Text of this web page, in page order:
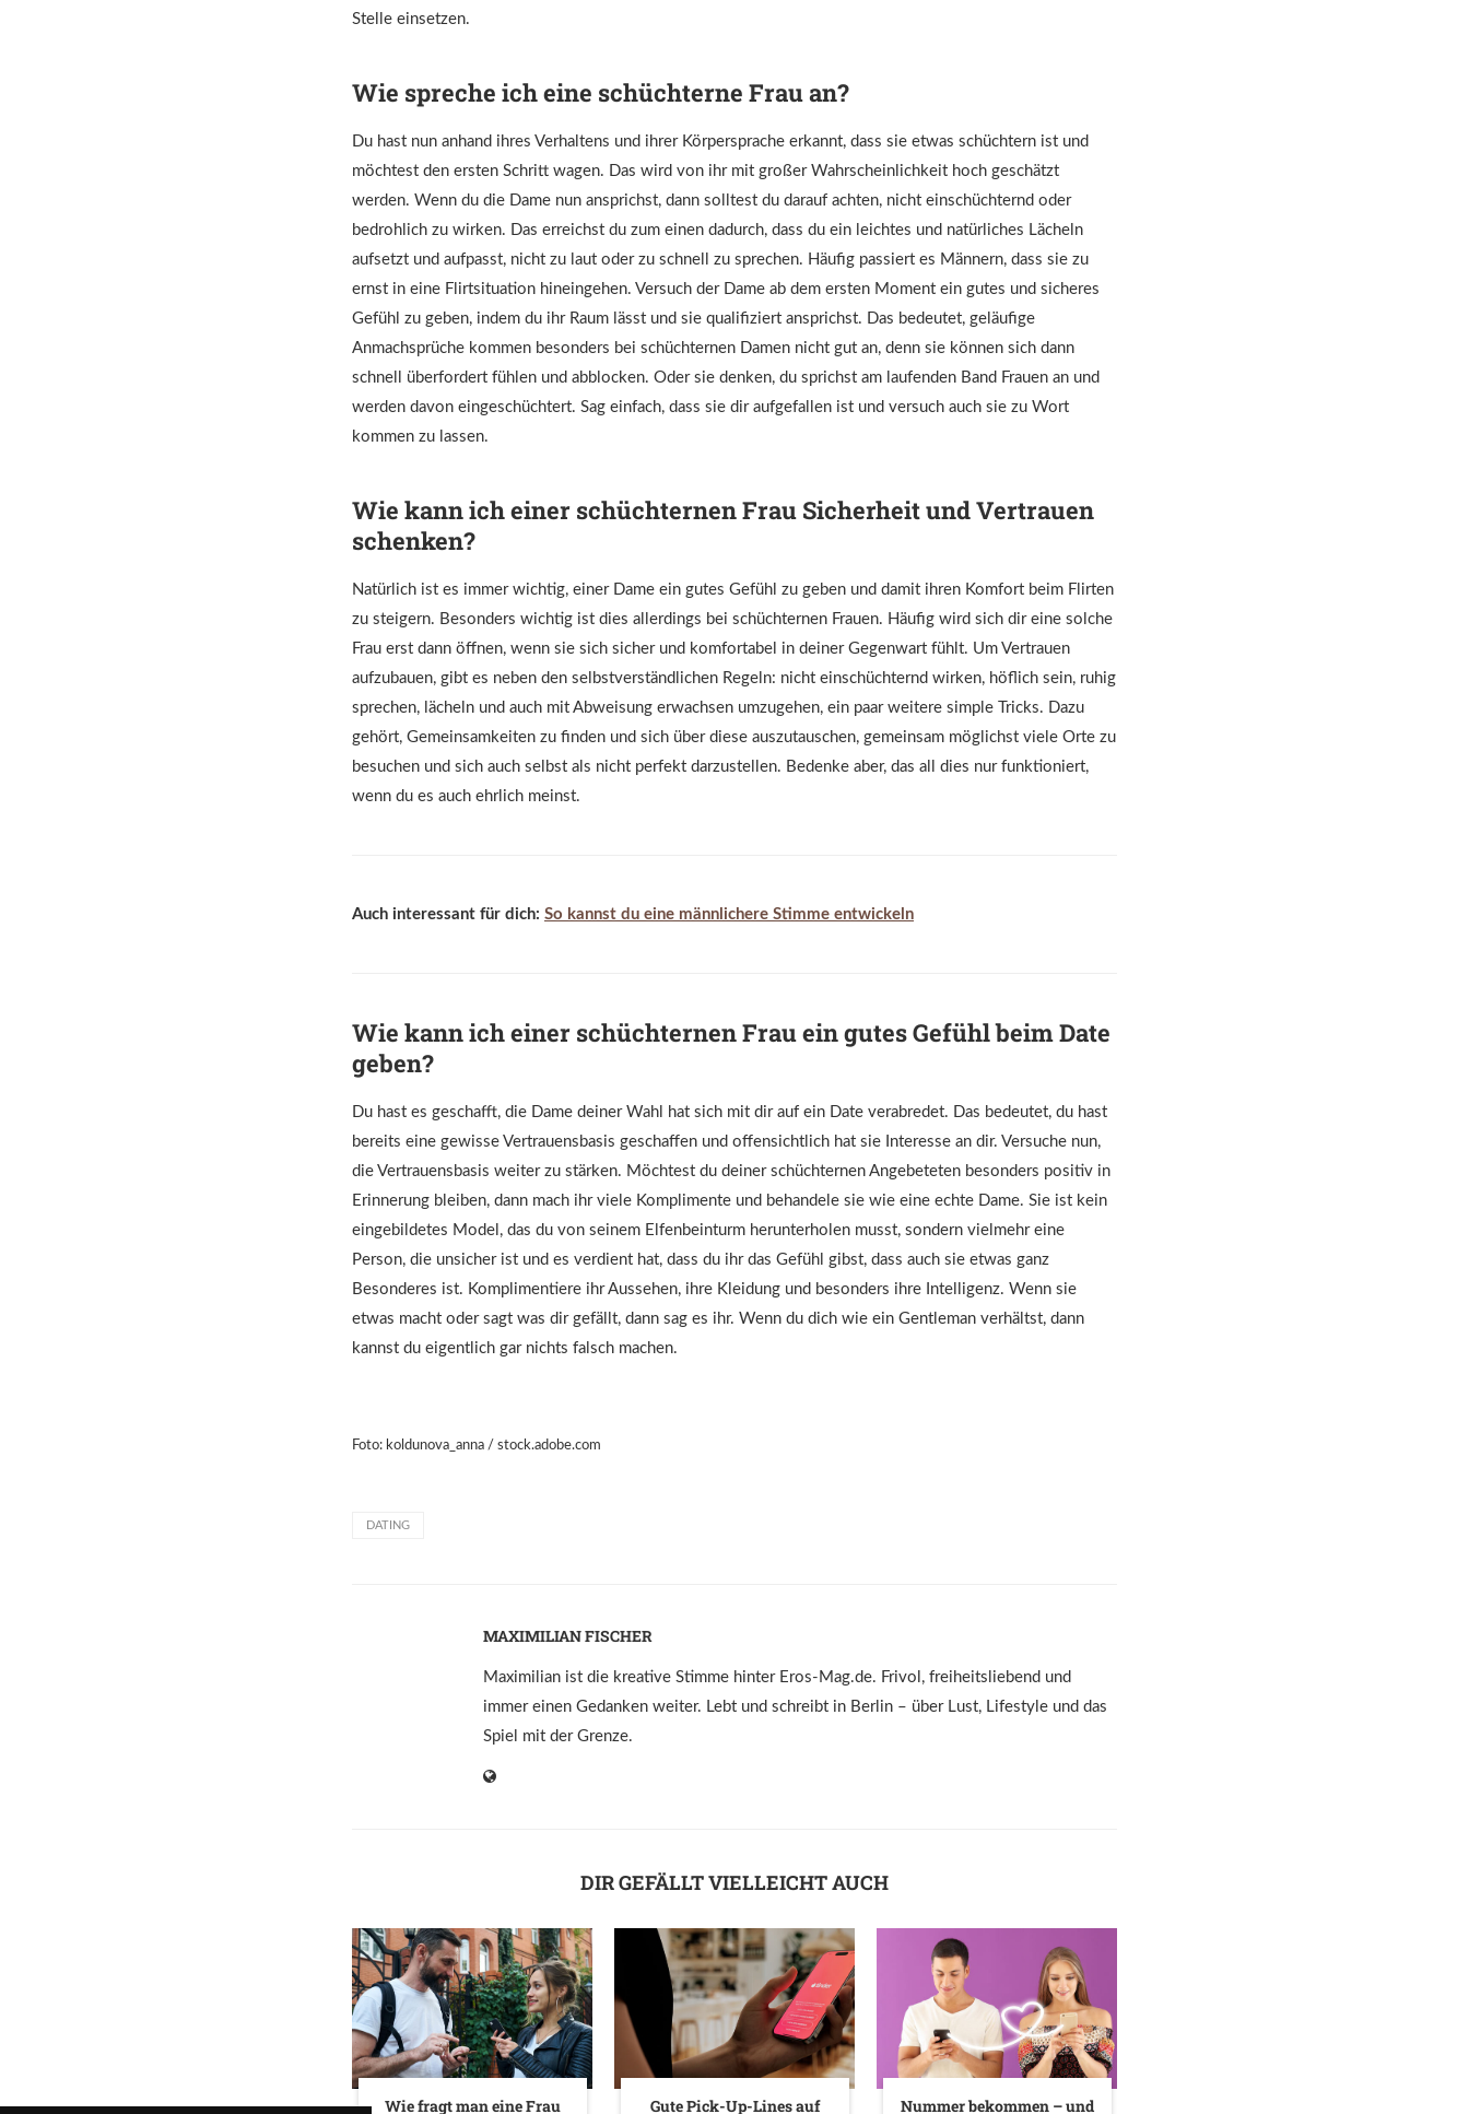
Stelle einsetzen.
Wie spreche ich eine schüchterne Frau an?
Du hast nun anhand ihres Verhaltens und ihrer Körpersprache erkannt, dass sie etwas schüchtern ist und
möchtest den ersten Schritt wagen. Das wird von ihr mit großer Wahrscheinlichkeit hoch geschätzt
werden. Wenn du die Dame nun ansprichst, dann solltest du darauf achten, nicht einschüchternd oder
bedrohlich zu wirken. Das erreichst du zum einen dadurch, dass du ein leichtes und natürliches Lächeln
aufsetzt und aufpasst, nicht zu laut oder zu schnell zu sprechen. Häufig passiert es Männern, dass sie zu
ernst in eine Flirtsituation hineingehen. Versuch der Dame ab dem ersten Moment ein gutes und sicheres
Gefühl zu geben, indem du ihr Raum lässt und sie qualifiziert ansprichst. Das bedeutet, geläufige
Anmachsprüche kommen besonders bei schüchternen Damen nicht gut an, denn sie können sich dann
schnell überfordert fühlen und abblocken. Oder sie denken, du sprichst am laufenden Band Frauen an und
werden davon eingeschüchtert. Sag einfach, dass sie dir aufgefallen ist und versuch auch sie zu Wort
kommen zu lassen.
Wie kann ich einer schüchternen Frau Sicherheit und Vertrauen
schenken?
Natürlich ist es immer wichtig, einer Dame ein gutes Gefühl zu geben und damit ihren Komfort beim Flirten
zu steigern. Besonders wichtig ist dies allerdings bei schüchternen Frauen. Häufig wird sich dir eine solche
Frau erst dann öffnen, wenn sie sich sicher und komfortabel in deiner Gegenwart fühlt. Um Vertrauen
aufzubauen, gibt es neben den selbstverständlichen Regeln: nicht einschüchternd wirken, höflich sein, ruhig
sprechen, lächeln und auch mit Abweisung erwachsen umzugehen, ein paar weitere simple Tricks. Dazu
gehört, Gemeinsamkeiten zu finden und sich über diese auszutauschen, gemeinsam möglichst viele Orte zu
besuchen und sich auch selbst als nicht perfekt darzustellen. Bedenke aber, das all dies nur funktioniert,
wenn du es auch ehrlich meinst.
Auch interessant für dich: So kannst du eine männlichere Stimme entwickeln
Wie kann ich einer schüchternen Frau ein gutes Gefühl beim Date
geben?
Du hast es geschafft, die Dame deiner Wahl hat sich mit dir auf ein Date verabredet. Das bedeutet, du hast
bereits eine gewisse Vertrauensbasis geschaffen und offensichtlich hat sie Interesse an dir. Versuche nun,
die Vertrauensbasis weiter zu stärken. Möchtest du deiner schüchternen Angebeteten besonders positiv in
Erinnerung bleiben, dann mach ihr viele Komplimente und behandele sie wie eine echte Dame. Sie ist kein
eingebildetes Model, das du von seinem Elfenbeinturm herunterholen musst, sondern vielmehr eine
Person, die unsicher ist und es verdient hat, dass du ihr das Gefühl gibst, dass auch sie etwas ganz
Besonderes ist. Komplimentiere ihr Aussehen, ihre Kleidung und besonders ihre Intelligenz. Wenn sie
etwas macht oder sagt was dir gefällt, dann sag es ihr. Wenn du dich wie ein Gentleman verhältst, dann
kannst du eigentlich gar nichts falsch machen.
Foto: koldunova_anna / stock.adobe.com
DATING
MAXIMILIAN FISCHER
Maximilian ist die kreative Stimme hinter Eros-Mag.de. Frivol, freiheitsliebend und
immer einen Gedanken weiter. Lebt und schreibt in Berlin – über Lust, Lifestyle und das
Spiel mit der Grenze.
DIR GEFÄLLT VIELLEICHT AUCH
Wie fragt man eine Frau Gute Pick-Up-Lines auf Nummer bekommen – und